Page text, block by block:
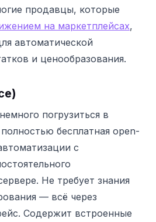
продавцы, которые
на маркетплейсах,
автоматической
и ценообразования.
погрузиться в
бесплатная open-
с
Не требует знания
— всё через
Содержит встроенные